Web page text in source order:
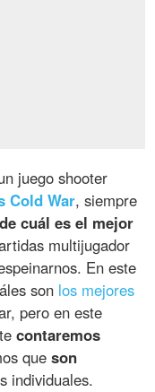
juego shooter
Cold War, siempre
cuál es el mejor
multijugador
En este
son los mejores
pero en este
tecontaremos
queson
individuales.